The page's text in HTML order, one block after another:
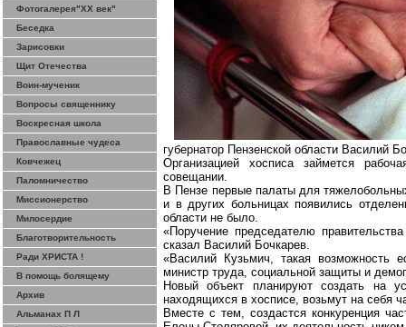
Фотогалерея"ХХ век"
Беседка
Зарисовки
Щит Отечества
Воин-мученик
Вопросы священнику
Воскресная школа
Православные чудеса
Ковчежец
Паломничество
Миссионерство
Милосердие
Благотворительность
Ради ХРИСТА !
В помощь болящему
Архив
Альманах П Л
губернатор Пензенской области Василий
Организацией хосписа займется
совещании.
В Пензе первые палаты для
и в других больницах появились
области не было.
«Поручение председателю
сказал Василий Бочкарев.
«Василий Кузьмич, такая
министр труда, социальной защиты и
Новый объект планируют создать на
находящихся в хосписе, возьмут на себя
Вместе с тем, создастся конкуренция